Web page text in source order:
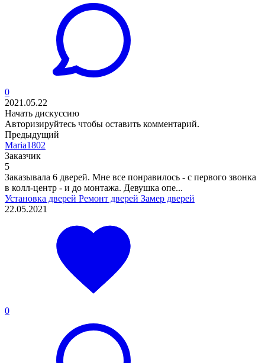
0
2021.05.22
Начать дискуссию
Авторизируйтесь чтобы оставить комментарий.
Предыдущий
Maria1802
Заказчик
5
Заказывала 6 дверей. Мне все понравилось - с первого звонка
в колл-центр - и до монтажа. Девушка опе...
Установка дверей Ремонт дверей Замер дверей
22.05.2021
0